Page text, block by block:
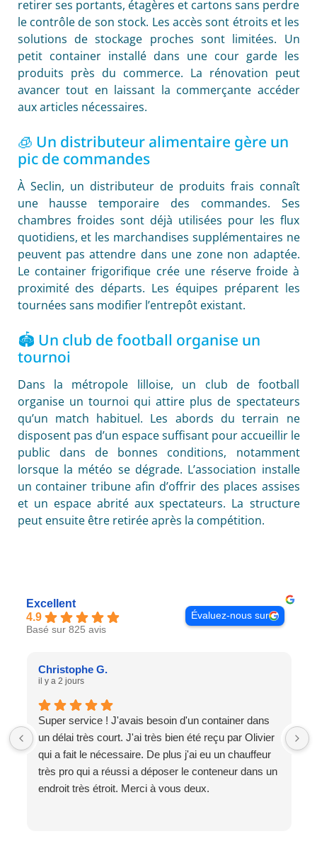
retirer ses portants, étagères et cartons sans perdre
le contrôle de son stock. Les accès sont étroits et les
solutions de stockage proches sont limitées. Un
petit container installé dans une cour garde les
produits près du commerce. La rénovation peut
avancer tout en laissant la commerçante accéder
aux articles nécessaires.
🧊 Un distributeur alimentaire gère un
pic de commandes
À Seclin, un distributeur de produits frais connaît
une hausse temporaire des commandes. Ses
chambres froides sont déjà utilisées pour les flux
quotidiens, et les marchandises supplémentaires ne
peuvent pas attendre dans une zone non adaptée.
Le container frigorifique crée une réserve froide à
proximité des départs. Les équipes préparent les
tournées sans modifier l’entrepôt existant.
🏟️ Un club de football organise un
tournoi
Dans la métropole lilloise, un club de football
organise un tournoi qui attire plus de spectateurs
qu’un match habituel. Les abords du terrain ne
disposent pas d’un espace suffisant pour accueillir le
public dans de bonnes conditions, notamment
lorsque la météo se dégrade. L’association installe
un container tribune afin d’offrir des places assises
et un espace abrité aux spectateurs. La structure
peut ensuite être retirée après la compétition.
Excellent
4.9
Basé sur 825 avis
Évaluez-nous sur
Christophe G.
il y a 2 jours
Super service ! J'avais besoin d'un container dans
un délai très court. J'ai très bien été reçu par Olivier
qui a fait le nécessaire. De plus j'ai eu un chauffeur
très pro qui a réussi a déposer le conteneur dans un
endroit très étroit. Merci à vous deux.